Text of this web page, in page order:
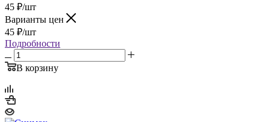
45 ₽/шт
Варианты цен
45 ₽/шт
Подробности
В корзину